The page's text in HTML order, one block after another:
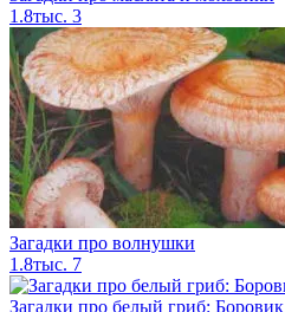
1.8тыс. 3
Загадки про волнушки
1.8тыс. 7
Загадки про белый гриб: Боровик